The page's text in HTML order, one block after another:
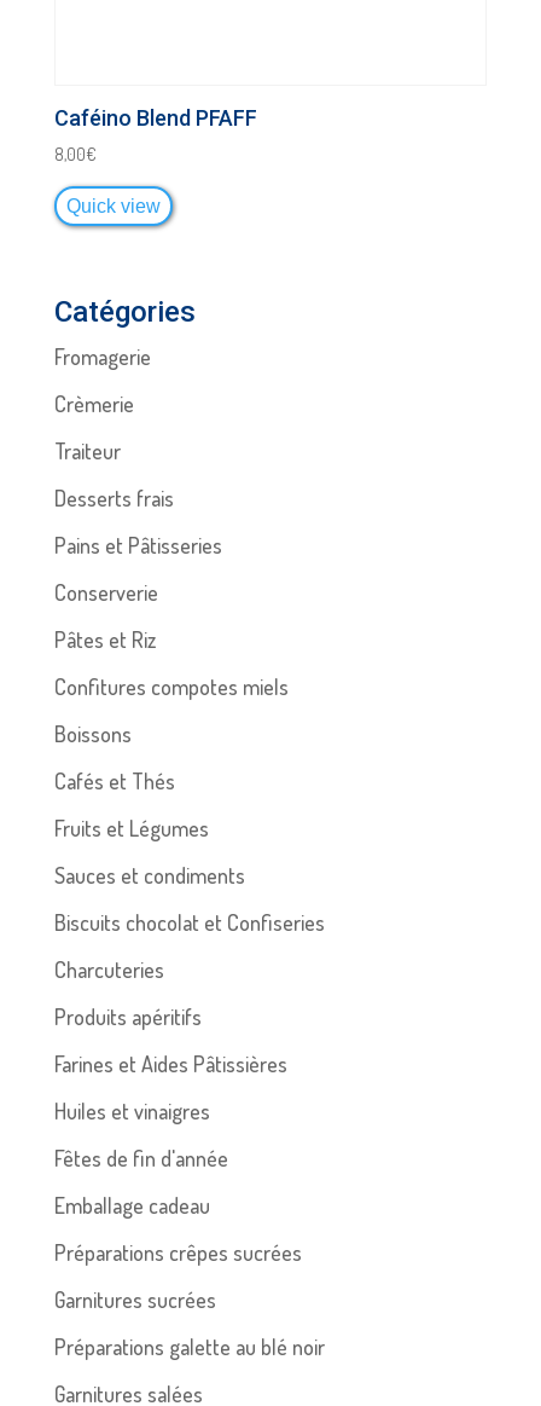
Caféino Blend PFAFF
8,00€
Quick view
Catégories
Fromagerie
Crèmerie
Traiteur
Desserts frais
Pains et Pâtisseries
Conserverie
Pâtes et Riz
Confitures compotes miels
Boissons
Cafés et Thés
Fruits et Légumes
Sauces et condiments
Biscuits chocolat et Confiseries
Charcuteries
Produits apéritifs
Farines et Aides Pâtissières
Huiles et vinaigres
Fêtes de fin d'année
Emballage cadeau
Préparations crêpes sucrées
Garnitures sucrées
Préparations galette au blé noir
Garnitures salées